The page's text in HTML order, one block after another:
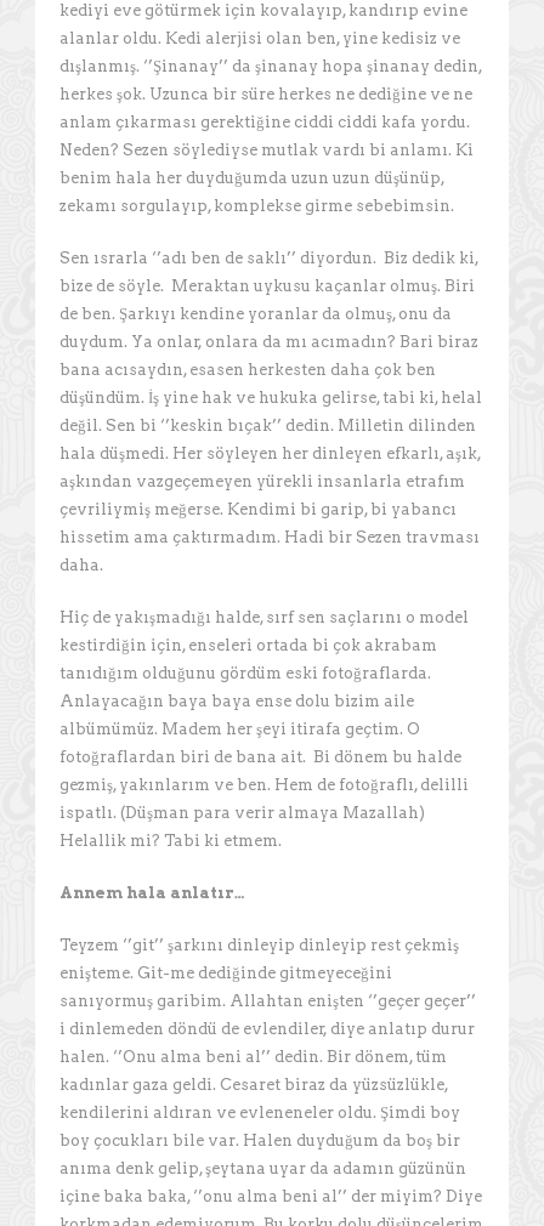
kediyi eve götürmek için kovalayıp, kandırıp evine
alanlar oldu. Kedi alerjisi olan ben, yine kedisiz ve
dışlanmış. ‘’Şinanay’’ da şinanay hopa şinanay dedin,
herkes şok. Uzunca bir süre herkes ne dediğine ve ne
anlam çıkarması gerektiğine ciddi ciddi kafa yordu.
Neden? Sezen söylediyse mutlak vardı bi anlamı. Ki
benim hala her duyduğumda uzun uzun düşünüp,
zekamı sorgulayıp, komplekse girme sebebimsin.
Sen ısrarla ‘’adı ben de saklı’’ diyordun. Biz dedik ki,
bize de söyle. Meraktan uykusu kaçanlar olmuş. Biri
de ben. Şarkıyı kendine yoranlar da olmuş, onu da
duydum. Ya onlar, onlara da mı acımadın? Bari biraz
bana acısaydın, esasen herkesten daha çok ben
düşündüm. İş yine hak ve hukuka gelirse, tabi ki, helal
değil. Sen bi ‘’keskin bıçak’’ dedin. Milletin dilinden
hala düşmedi. Her söyleyen her dinleyen efkarlı, aşık,
aşkından vazgeçemeyen yürekli insanlarla etrafım
çevriliymiş meğerse. Kendimi bi garip, bi yabancı
hissetim ama çaktırmadım. Hadi bir Sezen travması
daha.
Hiç de yakışmadığı halde, sırf sen saçlarını o model
kestirdiğin için, enseleri ortada bi çok akrabam
tanıdığım olduğunu gördüm eski fotoğraflarda.
Anlayacağın baya baya ense dolu bizim aile
albümümüz. Madem her şeyi itirafa geçtim. O
fotoğraflardan biri de bana ait. Bi dönem bu halde
gezmiş, yakınlarım ve ben. Hem de fotoğraflı, delilli
ispatlı. (Düşman para verir almaya Mazallah)
Helallik mi? Tabi ki etmem.
Annem hala anlatır…
Teyzem ‘’git’’ şarkını dinleyip dinleyip rest çekmiş
enişteme. Git-me dediğinde gitmeyeceğini
sanıyormuş garibim. Allahtan enişten ‘’geçer geçer’’
i dinlemeden döndü de evlendiler, diye anlatıp durur
halen. ‘’Onu alma beni al’’ dedin. Bir dönem, tüm
kadınlar gaza geldi. Cesaret biraz da yüzsüzlükle,
kendilerini aldıran ve evleneneler oldu. Şimdi boy
boy çocukları bile var. Halen duyduğum da boş bir
anıma denk gelip, şeytana uyar da adamın güzünün
içine baka baka, ‘’onu alma beni al’’ der miyim? Diye